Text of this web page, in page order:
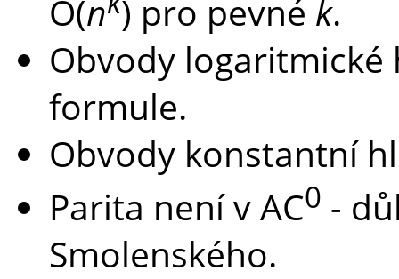
O(n ) pro pevné k.
Obvody logaritmické
formule.
Obvody konstantní
Parita není v AC0 -
Smolenského.